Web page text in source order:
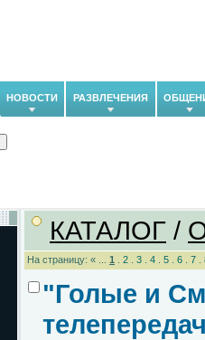
НОВОСТИ РАЗВЛЕЧЕНИЯ
КАТАЛОГ /
На страницу: « ... 1 2 3 4 5 6 7
"Голые и